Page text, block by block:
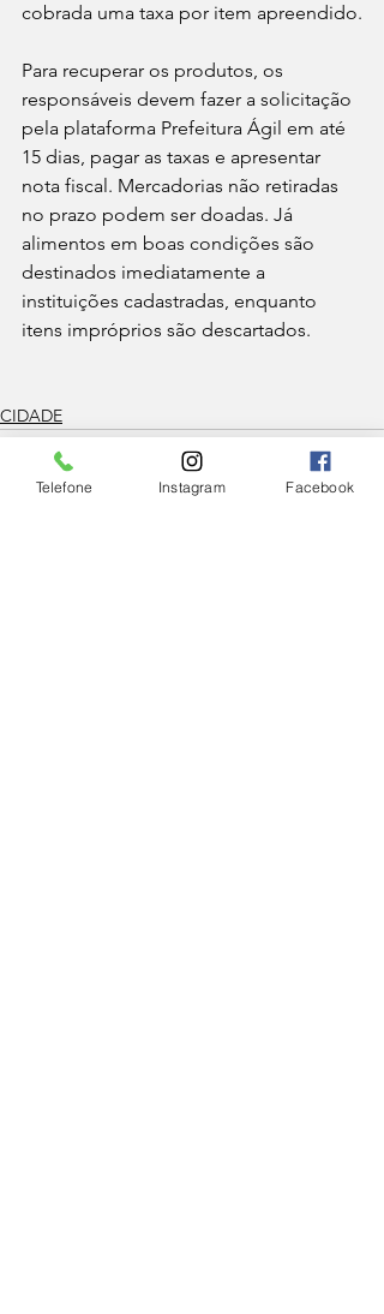
cobrada uma taxa por item apreendido.
Para recuperar os produtos, os
responsáveis devem fazer a solicitação
pela plataforma Prefeitura Ágil em até
15 dias, pagar as taxas e apresentar
nota fiscal. Mercadorias não retiradas
no prazo podem ser doadas. Já
alimentos em boas condições são
destinados imediatamente a
instituições cadastradas, enquanto
itens impróprios são descartados.
CIDADE
Telefone Instagram Facebook